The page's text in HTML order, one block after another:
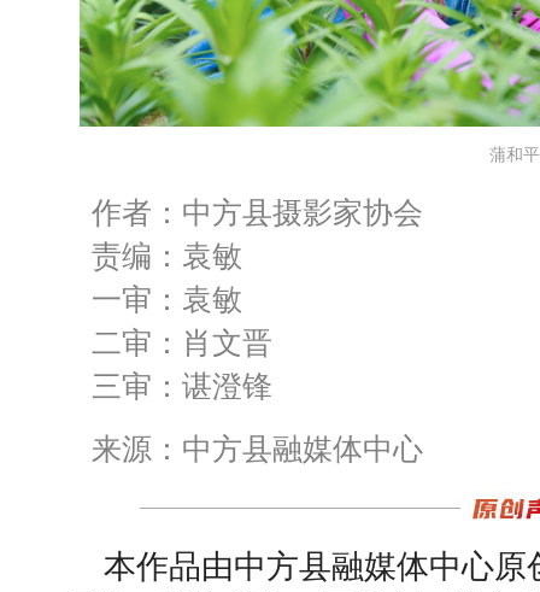
蒲和
作者：中方县摄影家协会
责编：袁敏
一审：袁敏
二审：肖文晋
三审：谌澄锋
来源：中方县融媒体中心
本作品由中方县融媒体中心